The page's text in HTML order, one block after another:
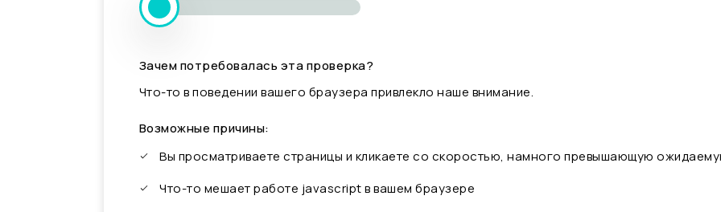
Зачем потребовалась эта проверка?
Что-то в поведении вашего браузера привлекло наше внимание.
Возможные причины:
Вы просматриваете страницы и кликаете со скоростью, намного превышающую
Что-то мешает работе javascript в вашем браузере